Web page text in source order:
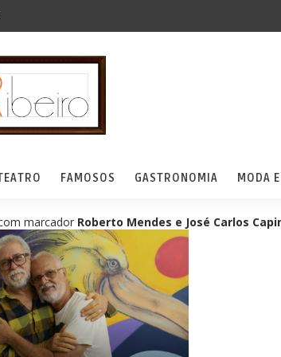
FAMOSOS GASTRONOMIA MODA
marcador Roberto Mendes e José Carlos